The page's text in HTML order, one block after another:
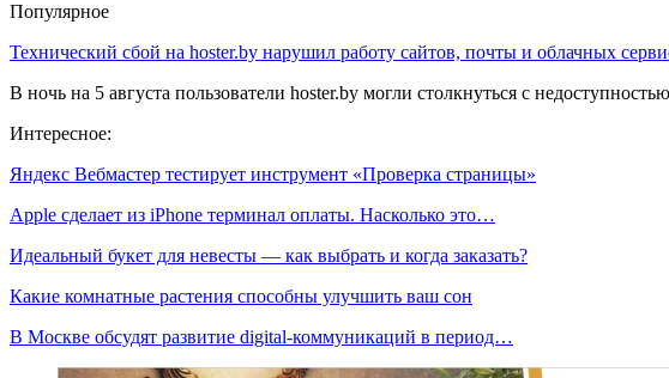
Популярное
Технический сбой на hoster.by нарушил работу сайтов, почты и облачных
В ночь на 5 августа пользователи hoster.by могли столкнуться с
Интересное:
Яндекс Вебмастер тестирует инструмент «Проверка страницы»
Apple сделает из iPhone терминал оплаты. Насколько это…
Идеальный букет для невесты — как выбрать и когда заказать?
Какие комнатные растения способны улучшить ваш сон
В Москве обсудят развитие digital-коммуникаций в период…